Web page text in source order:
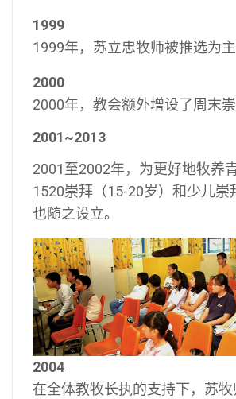
1999
1999年，苏立忠牧师被推选为主
2000
2000年，教会额外增设了周末崇
2001~2013
2001至2002年，为更好地牧养
1520崇拜（15-20岁）和少儿崇
也随之设立。
2004
在全体教牧长执的支持下，苏